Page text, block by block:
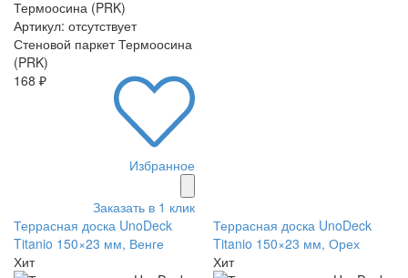
Артикул: отсутствует
Стеновой паркет Термоосина
(PRK)
168 ₽
Избранное
Заказать в 1 клик
Террасная доска UnoDeck
Titanio 150×23 мм, Венге
Хит
Террасная доска UnoDeck
Titanio 150×23 мм, Орех
Хит